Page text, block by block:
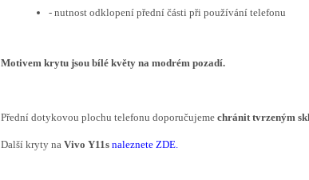
- nutnost odklopení přední části při používání telefonu
Motivem krytu jsou bílé květy na modrém pozadí.
Přední dotykovou plochu telefonu doporučujeme chránit tvrzeným
Další kryty na Vivo Y11s naleznete ZDE.